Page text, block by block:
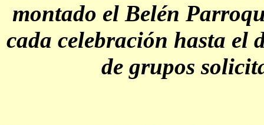
montado el Belén
cada celebración hasta el
de grupos